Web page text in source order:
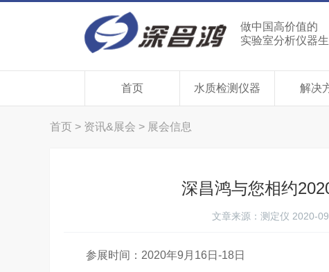
做中国高价值的
实验室分析仪器
首页 水质检测仪器 解决
首页 > 资讯&展会 > 展会信息
深昌鸿与您相约
文章来源： 测定仪 2020-
参展时间：2020年9月16日-18日